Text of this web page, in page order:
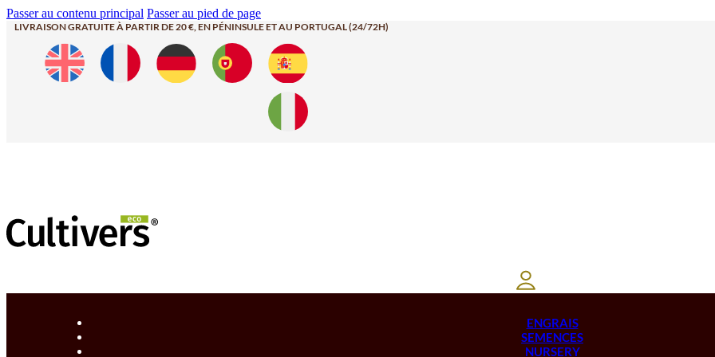
Passer au contenu principal Passer au pied de page
LIVRAISON GRATUITE À PARTIR DE 20 €, EN PÉNINSULE ET AU PORTUGAL (24/72H)
ENGRAIS
SEMENCES
NURSERY